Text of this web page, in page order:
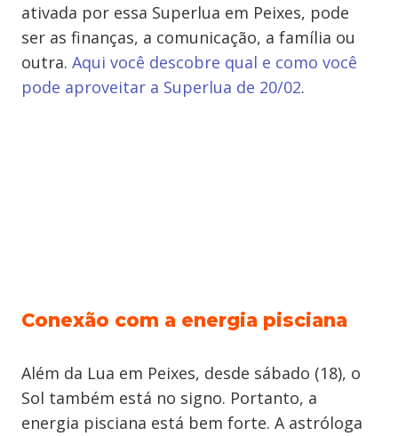
ativada por essa Superlua em Peixes, pode
ser as finanças, a comunicação, a família ou
outra. Aqui você descobre qual e como você
pode aproveitar a Superlua de 20/02.
Conexão com a energia pisciana
Além da Lua em Peixes, desde sábado (18), o
Sol também está no signo. Portanto, a
energia pisciana está bem forte. A astróloga